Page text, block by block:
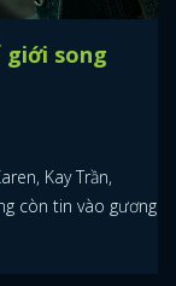
song
Kay Trần,
còn tin vào gương